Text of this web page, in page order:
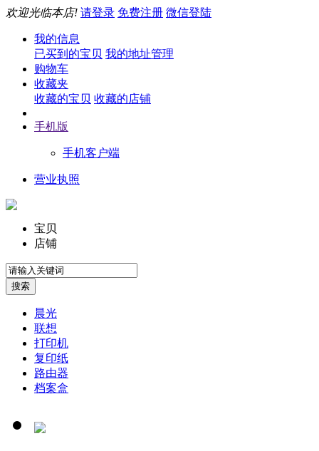
欢迎光临本店! 请登录 免费注册 微信登陆
我的信息
已买到的宝贝 我的地址管理
购物车
收藏夹
收藏的宝贝 收藏的店铺
手机版
手机客户端
营业执照
宝贝
店铺
晨光
联想
打印机
复印纸
路由器
档案盒